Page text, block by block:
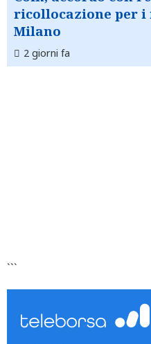
ricollocazione per i
Milano
2 giorni fa
```